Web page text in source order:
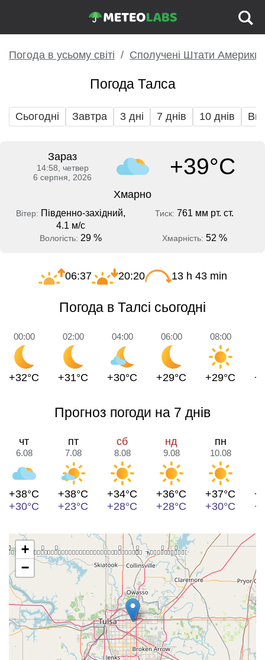
Погода в усьому світі Сполучені Штати Америки
Погода Талса
Сьогодні Завтра 3 дні 7 днів 10 днів
Зараз
14:58, четвер
6 серпня, 2026
+39°C
Хмарно
Вітер: Південно-західний,
4.1 м/с
Тиск: 761 мм рт. ст.
Вологість: 29 % Хмарність: 52 %
06:37 20:20 13 h 43 min
Погода в Талсі сьогодні
00:00
+32°C
02:00
+31°C
04:00
+30°C
06:00
+29°C
08:00
+29°C
Прогноз погоди на 7 днів
чт
6.08
+38°C
+30°C
пт
7.08
+38°C
+23°C
сб
8.08
+34°C
+28°C
нд
9.08
+36°C
+28°C
пн
10.08
+37°C
+30°C
+
−